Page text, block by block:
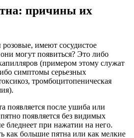
причины их
имеют сосудистое
могут появиться? Это либо
(примером этому служат
симптомы серьезных
тромбоцитопеническая
появляется после ушиба или
появляется без видимых
бледнеет при нажатии на него.
как большие пятна или как мелкие